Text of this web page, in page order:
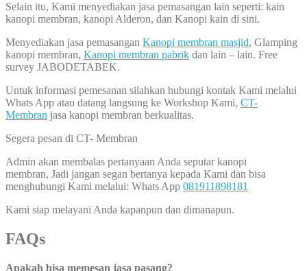
Selain itu, Kami menyediakan jasa pemasangan lain seperti: kain
kanopi membran, kanopi Alderon, dan Kanopi kain di sini.
Menyediakan jasa pemasangan Kanopi membran masjid, Glamping
kanopi membran, Kanopi membran pabrik dan lain – lain. Free
survey JABODETABEK.
Untuk informasi pemesanan silahkan hubungi kontak Kami melalui
Whats App atau datang langsung ke Workshop Kami, CT-
Membran jasa kanopi membran berkualitas.
Segera pesan di CT- Membran
Admin akan membalas pertanyaan Anda seputar kanopi
membran, Jadi jangan segan bertanya kepada Kami dan bisa
menghubungi Kami melalui: Whats App 081911898181
Kami siap melayani Anda kapanpun dan dimanapun.
FAQs
Apakah bisa memesan jasa pasang?